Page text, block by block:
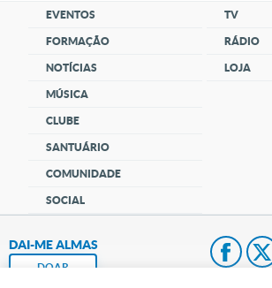
EVENTOS
FORMAÇÃO
NOTÍCIAS
MÚSICA
CLUBE
SANTUÁRIO
COMUNIDADE
SOCIAL
TV
RÁDIO
LOJA
DAI-ME ALMAS
DOAR